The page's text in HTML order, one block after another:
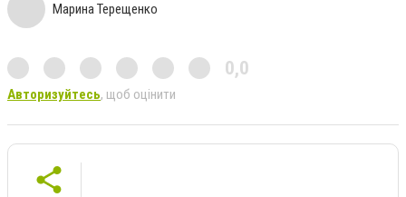
Марина Терещенко
0,0
Авторизуйтесь, щоб оцінити